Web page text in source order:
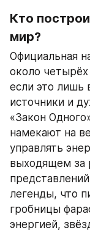
Кто
мир?
Официальная
около
если это лишь
источники и
«Закон
намекают на
управлять
выходящем за
легенды, что
гробницы
энергией,